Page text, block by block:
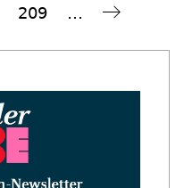
Seite
Seite
209 …
››